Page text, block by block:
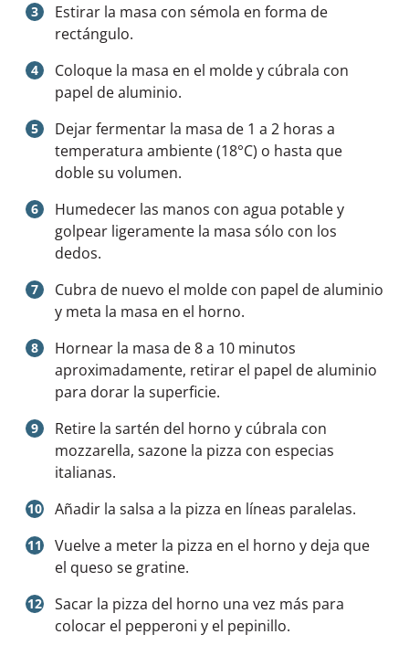
Estirar la masa con sémola en forma de
rectángulo.
Coloque la masa en el molde y cúbrala con
papel de aluminio.
Dejar fermentar la masa de 1 a 2 horas a
temperatura ambiente (18°C) o hasta que
doble su volumen.
Humedecer las manos con agua potable y
golpear ligeramente la masa sólo con los
dedos.
Cubra de nuevo el molde con papel de aluminio
y meta la masa en el horno.
Hornear la masa de 8 a 10 minutos
aproximadamente, retirar el papel de aluminio
para dorar la superficie.
Retire la sartén del horno y cúbrala con
mozzarella, sazone la pizza con especias
italianas.
Añadir la salsa a la pizza en líneas paralelas.
Vuelve a meter la pizza en el horno y deja que
el queso se gratine.
Sacar la pizza del horno una vez más para
colocar el pepperoni y el pepinillo.